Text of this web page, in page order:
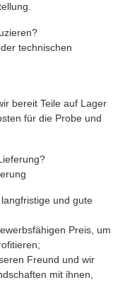
technischen
bereit Teile auf Lager
für die Probe und
und gute
Preis, um
Freund und wir
mit ihnen,